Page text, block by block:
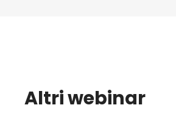
Altri webinar